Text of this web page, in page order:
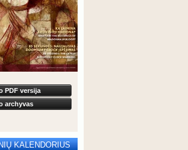
PDF versija
archyvas
KALENDORIUS